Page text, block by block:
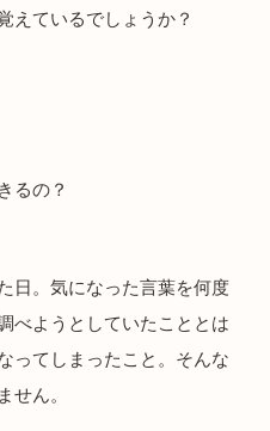
えているでしょうか？
るの？
日。気になった言葉を何度
べようとしていたこととは
ってしまったこと。そんな
せん。